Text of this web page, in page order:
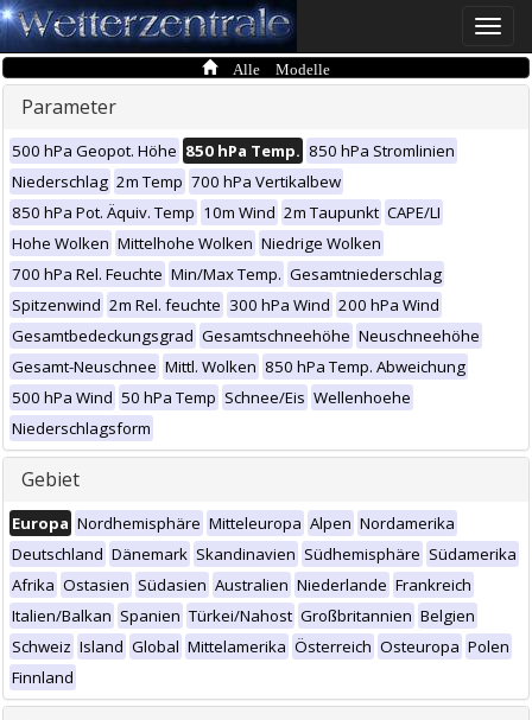
Toggle
Alle Modelle
Parameter
500 hPa Geopot. Höhe 850 hPa Temp. 850 hPa Stromlinien
Niederschlag 2m Temp 700 hPa Vertikalbew
850 hPa Pot. Äquiv. Temp 10m Wind 2m Taupunkt CAPE/LI
Hohe Wolken Mittelhohe Wolken Niedrige Wolken
700 hPa Rel. Feuchte Min/Max Temp. Gesamtniederschlag
Spitzenwind 2m Rel. feuchte 300 hPa Wind 200 hPa Wind
Gesamtbedeckungsgrad Gesamtschneehöhe Neuschneehöhe
Gesamt-Neuschnee Mittl. Wolken 850 hPa Temp. Abweichung
500 hPa Wind 50 hPa Temp Schnee/Eis Wellenhoehe
Niederschlagsform
Gebiet
Europa Nordhemisphäre Mitteleuropa Alpen Nordamerika
Deutschland Dänemark Skandinavien Südhemisphäre Südamerika
Afrika Ostasien Südasien Australien Niederlande Frankreich
Italien/Balkan Spanien Türkei/Nahost Großbritannien Belgien
Schweiz Island Global Mittelamerika Österreich Osteuropa Polen
Finnland